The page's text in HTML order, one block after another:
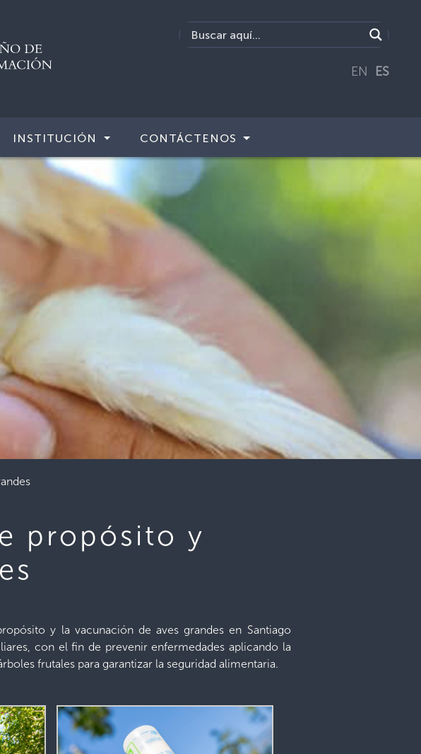
EN ES
INSTITUCIÓN CONTÁCTENOS
propósito y
y la vacunación de aves grandes en Santiago
con el fin de prevenir enfermedades aplicando la
frutales para garantizar la seguridad alimentaria.